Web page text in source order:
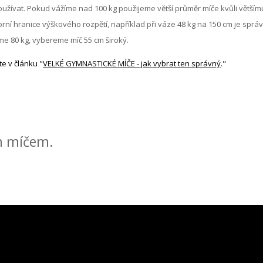
Pokud vážíme nad 100 kg použijeme větší průměr míče kvůli
hranice výškového rozpětí, například při váze 48 kg na 150 cm je
80 kg, vybereme míč 55 cm široký.
v článku "VELKÉ GYMNASTICKÉ MÍČE - jak vybrat ten správný."
míčem.